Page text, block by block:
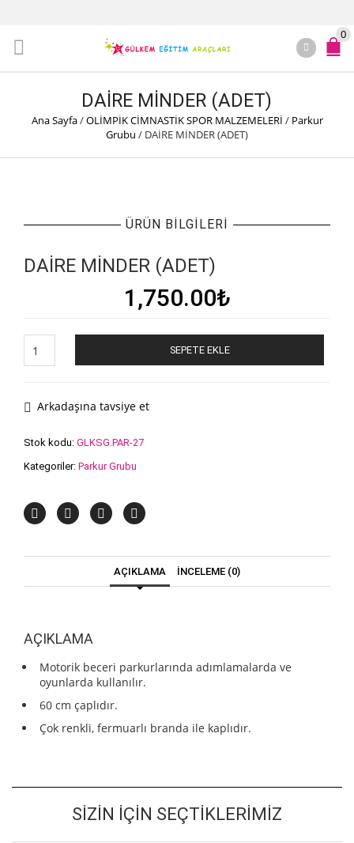
0
DAİRE MİNDER (ADET)
Ana Sayfa/OLİMPİK CİMNASTİK SPOR MALZEMELERİ / Parkur
Grubu / DAİRE MİNDER (ADET)
ÜRÜN BILGILERI
DAİRE MİNDER (ADET)
1,750.00₺
MİNDER
SEPETE EKLE
Arkadaşına tavsiye et
Stok kodu: GLKSG.PAR-27
Kategoriler: Parkur Grubu
AÇIKLAMA İNCELEME (0)
AÇIKLAMA
Motorik beceri parkurlarında adımlamalarda ve
oyunlarda kullanılır.
60 cm çaplıdır.
Çok renkli, fermuarlı branda ile kaplıdır.
SIZIN İÇIN SEÇTIKLERIMIZ